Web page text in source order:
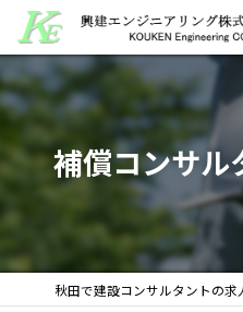
補償コンサル